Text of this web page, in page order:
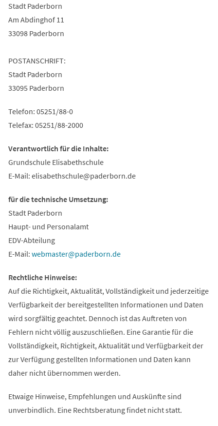
Stadt Paderborn
Am Abdinghof 11
33098 Paderborn
POSTANSCHRIFT:
Stadt Paderborn
33095 Paderborn
Telefon: 05251/88-0
Telefax: 05251/88-2000
Verantwortlich für die Inhalte:
Grundschule Elisabethschule
E-Mail: elisabethschule paderborn de
für die technische Umsetzung:
Stadt Paderborn
Haupt- und Personalamt
EDV-Abteilung
E-Mail: webmaster paderborn de
Rechtliche Hinweise:
Auf die Richtigkeit, Aktualität, Vollständigkeit und jederzeitige
Verfügbarkeit der bereitgestellten Informationen und Daten
wird sorgfältig geachtet. Dennoch ist das Auftreten von
Fehlern nicht völlig auszuschließen. Eine Garantie für die
Vollständigkeit, Richtigkeit, Aktualität und Verfügbarkeit der
zur Verfügung gestellten Informationen und Daten kann
daher nicht übernommen werden.
Etwaige Hinweise, Empfehlungen und Auskünfte sind
unverbindlich. Eine Rechtsberatung findet nicht statt.